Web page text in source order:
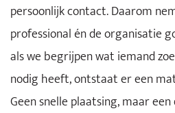
persoonlijk contact. Daarom
professional én de organisatie
als we begrijpen wat iemand
nodig heeft, ontstaat er een
Geen snelle plaatsing, maar